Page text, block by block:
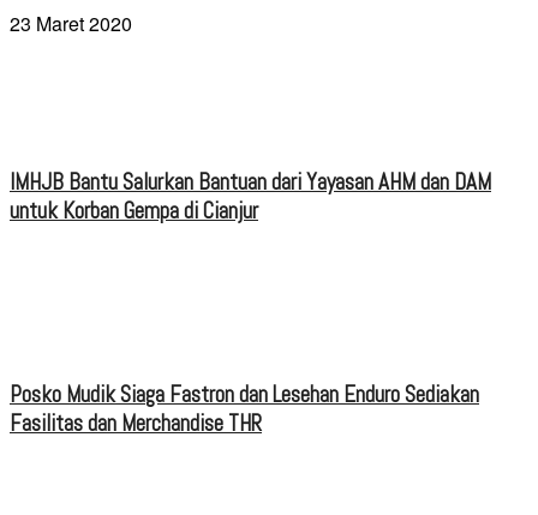
23 Maret 2020
IMHJB Bantu Salurkan Bantuan dari Yayasan AHM dan DAM
untuk Korban Gempa di Cianjur
Posko Mudik Siaga Fastron dan Lesehan Enduro Sediakan
Fasilitas dan Merchandise THR